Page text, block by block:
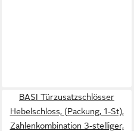
BASI Türzusatzschlösser
Hebelschloss, (Packung, 1-St),
Zahlenkombination 3-stelliger,